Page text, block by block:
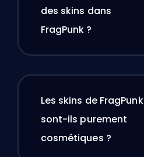
des skins dans
FragPunk ?
Les skins de FragPunk
sont-ils purement
cosmétiques ?